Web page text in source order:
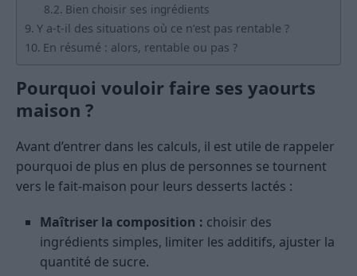
Bien choisir ses ingrédients
Y a-t-il des situations où ce n’est pas rentable ?
En résumé : alors, rentable ou pas ?
Pourquoi vouloir faire ses yaourts
maison ?
Avant d’entrer dans les calculs, il est utile de rappeler
pourquoi de plus en plus de personnes se tournent
vers le fait-maison pour leurs desserts lactés :
Maîtriser la composition : choisir des
ingrédients simples, limiter les additifs, ajuster la
quantité de sucre.